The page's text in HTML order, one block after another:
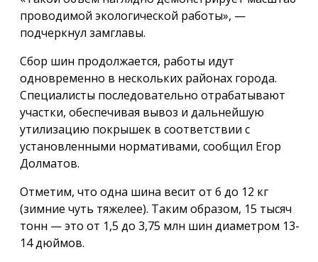
проводимой экологической работы», —
подчеркнул замглавы.
Сбор шин продолжается, работы идут
одновременно в нескольких районах города.
Специалисты последовательно отрабатывают
участки, обеспечивая вывоз и дальнейшую
утилизацию покрышек в соответствии с
установленными нормативами, сообщил Егор
Долматов.
Отметим, что одна шина весит от 6 до 12 кг
(зимние чуть тяжелее). Таким образом, 15 тысяч
тонн — это от 1,5 до 3,75 млн шин диаметром 13-
14 дюймов.